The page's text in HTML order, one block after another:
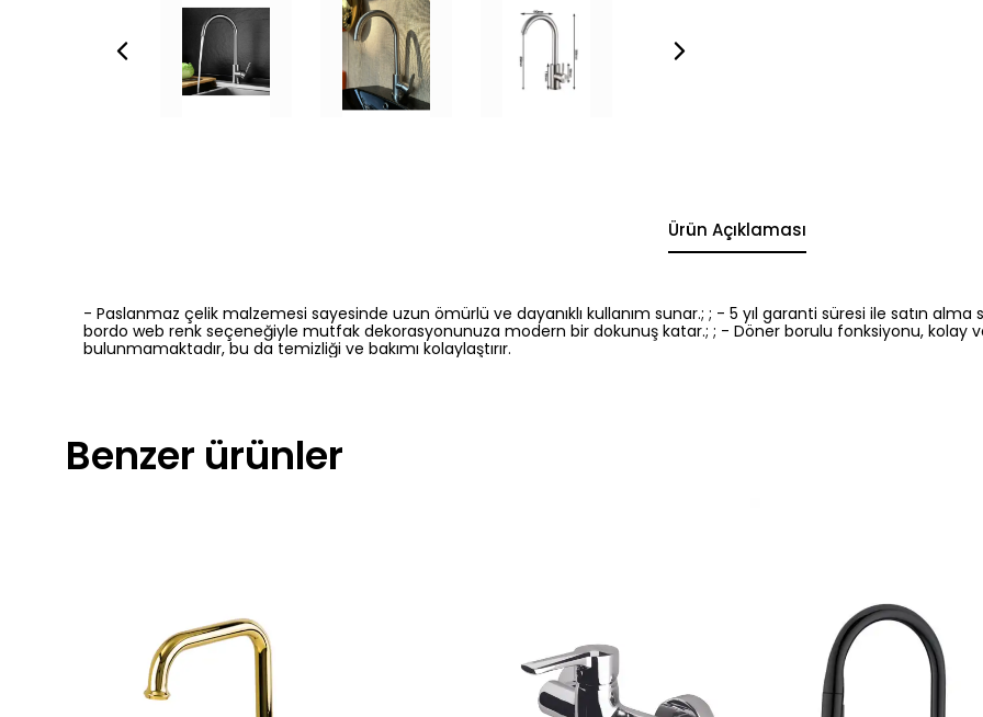
Ürün Açıklaması
- Paslanmaz çelik malzemesi sayesinde uzun ömürlü ve dayanıklı kullanım sunar.; ; - 5 yıl garanti süresi ile satın alma
bordo web renk seçeneğiyle mutfak dekorasyonunuza modern bir dokunuş katar.; ; - Döner borulu fonksiyonu, kolay
bulunmamaktadır, bu da temizliği ve bakımı kolaylaştırır.
Benzer ürünler